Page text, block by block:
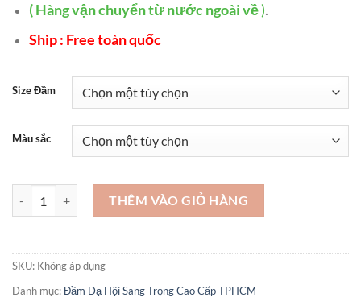
( Hàng vận chuyển từ nước ngoài về).
Ship : Free toàn quốc
Size Đầm
Màu sắc
Đầm dạ hội cao cấp trung niên - VAD14 số lượng
THÊM VÀO GIỎ HÀNG
SKU: Không áp dụng
Danh mục:Đầm Dạ Hội Sang Trọng Cao Cấp TPHCM